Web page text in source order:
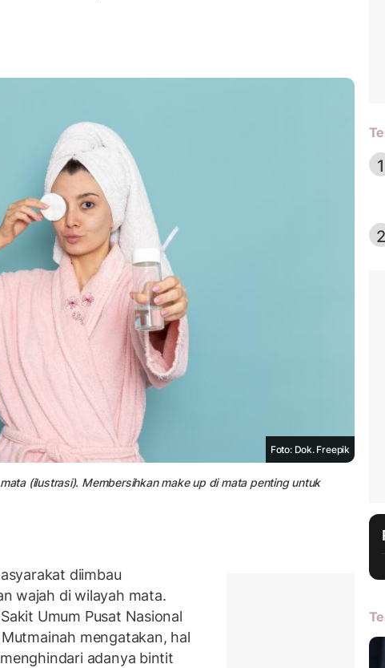
Foto: Dok. Freepik
(ilustrasi). Membersihkan make up di mata penting untuk
diimbau
wajah di wilayah mata.
Umum Pusat Nasional
mengatakan, hal
adanya bintit
1
2